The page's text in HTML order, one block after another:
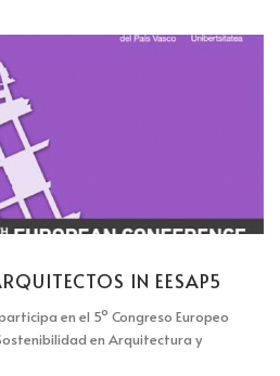
IN EESAP5
en el 5º Congreso Europeo
en Arquitectura y